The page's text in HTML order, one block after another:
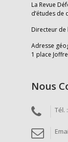
La Revue
d’études de
Directeur de
Adresse
1 place
Nous
Tél.